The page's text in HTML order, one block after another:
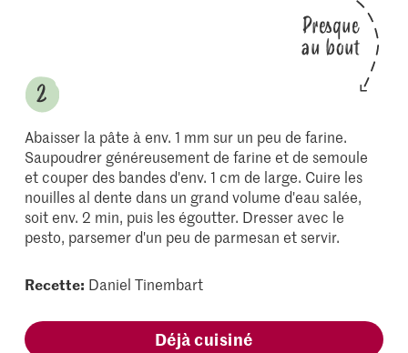
Presque
au bout
Abaisser la pâte à env. 1 mm sur un peu de farine.
Saupoudrer généreusement de farine et de semoule
et couper des bandes d'env. 1 cm de large. Cuire les
nouilles al dente dans un grand volume d'eau salée,
soit env. 2 min, puis les égoutter. Dresser avec le
pesto, parsemer d'un peu de parmesan et servir.
Recette: Daniel Tinembart
Déjà cuisiné